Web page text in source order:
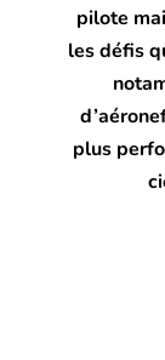
pilote
les défis
plus